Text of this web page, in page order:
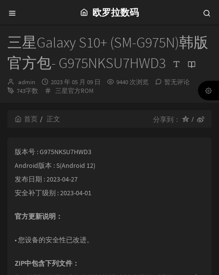
欧罗拉数码
三星Galaxy S10+ (SM-G975N)韩版
官方包- G975NKSU7HWD3
博
主：
admin
发
布
2023 年 05 月 09 日 9440 次浏览
暂无评论
743字数
分
三星官方ROM
首页 正文 分享到：
版本号 : G975NKSU7HWD3
Android版本 : S(Android 12)
发布日期 : 2023-04-27
安全补丁级别 : 2023-04-01
官方更新说明：
• 您设备的安全性已改进。
ZIP中包含下列文件：